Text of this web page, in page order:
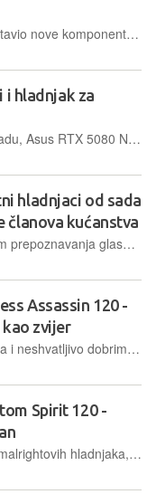
Tryx je na CES-u predstavio nove komponente kojima dodatno širi ponudu u segmentu hlađenja i PC kućišta. Fokus je na tihom i hladnijem radu
hladnjak za
Za one željne tišine u radu, Asus RTX 5080 Noctua Edition peta je ASUS-ova grafička kartica koja koristi Noctuine ventilatore
hladnjaci od sada
članova kućanstva
Ažuriranje sa značajkom prepoznavanja glasa prvo će stići na hladnjake s većim Family Hub zaslonima, a kasnije će doći i na one manje
Assassin 120 -
zvijer
S cijenom od 60-ak eura i neshvatljivo dobrim performansama, Thermalrightov Peerless Assassin 120 postavlja nove standarde u kategoriji zračnih hladnjaka za procesore
Spirit 120 -
Poput svih drugih Thermalrightovih hladnjaka, Phantom Spirit može se podičiti impresivnim omjerom cijene i performansi